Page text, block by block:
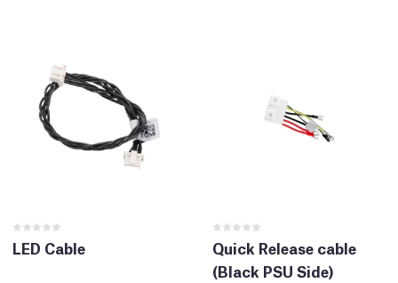
LED Cable
Quick Release cable
(Black PSU Side)